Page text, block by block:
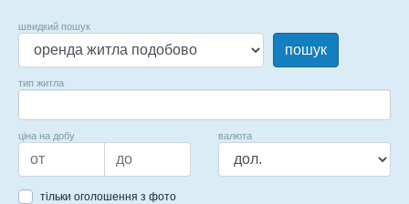
швидкий пошук
пошук
тип житла
ціна на добу валюта
тільки оголошення з фото